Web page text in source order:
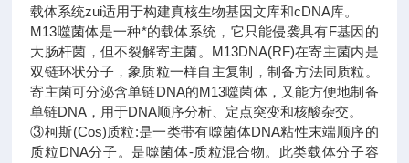
载体系统zui适用于构建真核生物基因文库和cDNA库。
M13噬菌体是一种*的载体系统，它只能侵袭具有F基因的
大肠杆菌，但不裂解寄主菌。M13DNA(RF)在寄主菌内是
双链环状分子，象质粒一样自主复制，制备方法同质粒。
寄主菌可分泌含单链DNA的M13噬菌体，又能方便地制备
单链DNA，用于DNA顺序分析、定点突变和核酸杂交。
③柯斯(Cos)质粒:是一类带有噬菌体DNA粘性末端顺序的
质粒DNA分子。是噬菌体-质粒混合物。此类载体分子容